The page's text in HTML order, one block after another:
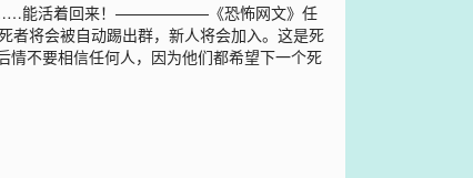
您……能活着回来！——————《恐怖网文》任
者将会被自动踢出群，新人将会加入。这是死
情不要相信任何人，因为他们都希望下一个死